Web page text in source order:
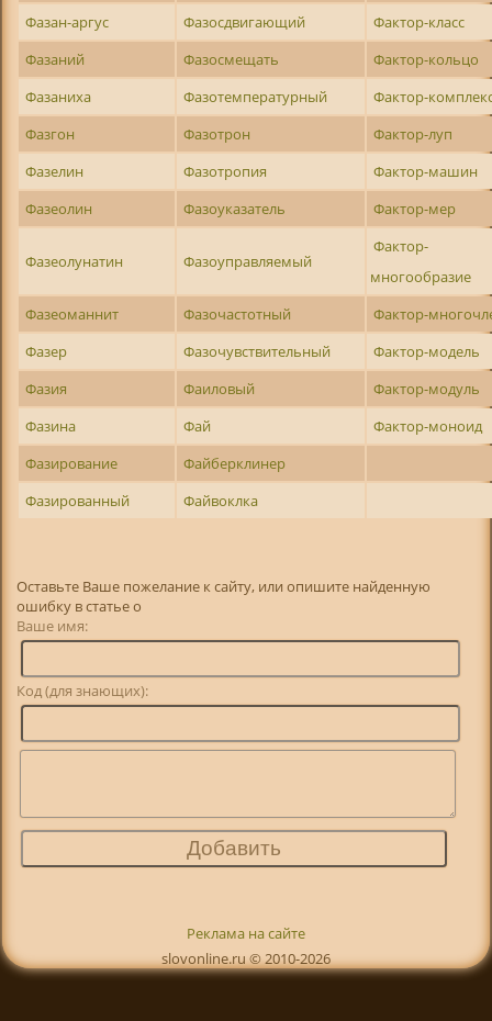
Фазан-аргус
Фазосдвигающий
Фактор-класс
Фазаний
Фазосмещать
Фактор-кольцо
Фазаниха
Фазотемпературный
Фактор-
Фазгон
Фазотрон
Фактор-луп
Фазелин
Фазотропия
Фактор-машин
Фазеолин
Фазоуказатель Фактор-мер
Фазеолунатин Фазоуправляемый
Фактор-
многообразие
Фазеоманнит
Фазочастотный
Фактор-
Фазер
Фазочувствительный
Фактор-модель
Фазия
Фаиловый
Фактор-модуль
Фазина
Фай
Фактор-моноид
Фазирование
Файберклинер
Фазированный
Файвоклка
Оставьте Ваше пожелание к сайту, или опишите найденную
ошибку в статье о
Ваше имя:
Код (для знающих):
Реклама на сайте
slovonline.ru © 2010-2026